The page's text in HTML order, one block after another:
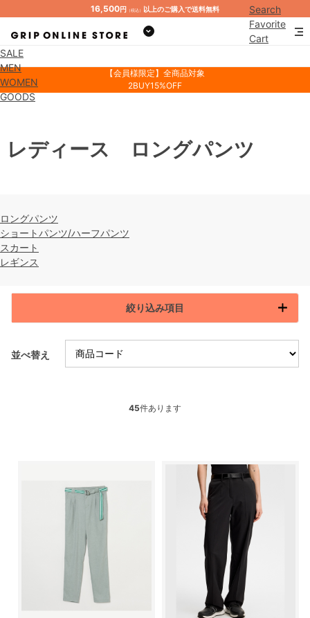
16,500円 （税込） 以上のご購入で送料無料
Search
Favorite
Cart
SALE
MEN
WOMEN
GOODS
【会員様限定】全商品対象
2BUY15%OFF
レディース ロングパンツ
ロングパンツ
ショートパンツ/ハーフパンツ
スカート
レギンス
絞り込み項目
並べ替え
45件あります